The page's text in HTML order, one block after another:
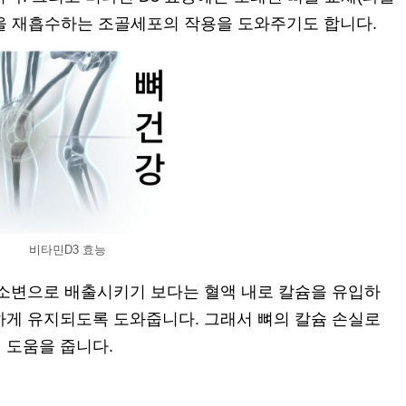
재흡수하는 조골세포의 작용을 도와주기도 합니다.
비타민D3 효능
변으로 배출시키기 보다는 혈액 내로 칼슘을 유입하
유지되도록 도와줍니다. 그래서 뼈의 칼슘 손실로
도움을 줍니다.